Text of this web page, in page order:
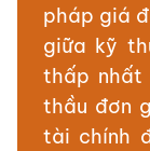
pháp giá
giữa kỹ
thấp nhất
thầu đơn
tài chính